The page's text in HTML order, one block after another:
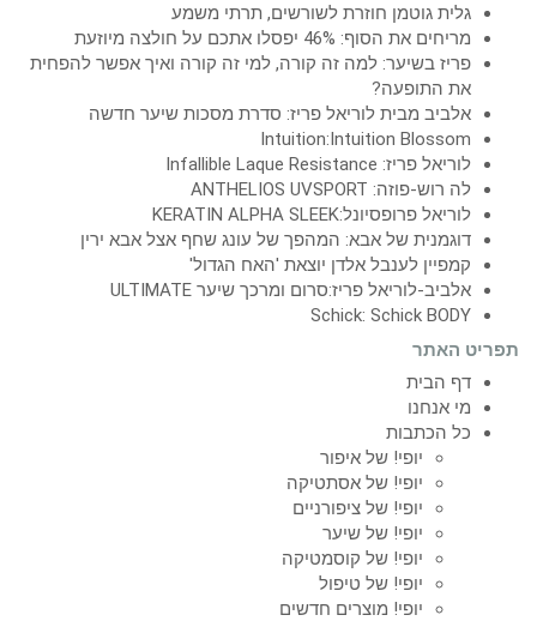
גלית גוטמן חוזרת לשורשים, תרתי משמע
מריחים את הסוף: 46% יפסלו אתכם על חולצה מיוזעת
פריז בשיער: למה זה קורה, למי זה קורה ואיך אפשר להפחית
את התופעה?
אלביב מבית לוריאל פריז: סדרת מסכות שיער חדשה
Intuition:Intuition Blossom
לוריאל פריז: Infallible Laque Resistance
לה רוש-פוזה: ANTHELIOS UVSPORT
לוריאל פרופסיונל:KERATIN ALPHA SLEEK
דוגמנית של אבא: המהפך של עונג שחף אצל אבא ירין
קמפיין לענבל אלדן יוצאת 'האח הגדול'
אלביב-לוריאל פריז:סרום ומרכך שיער ULTIMATE
Schick: Schick BODY
תפריט האתר
דף הבית
מי אנחנו
כל הכתבות
יופי! של איפור
יופי! של אסתטיקה
יופי! של ציפורניים
יופי! של שיער
יופי! של קוסמטיקה
יופי! של טיפול
יופי! מוצרים חדשים